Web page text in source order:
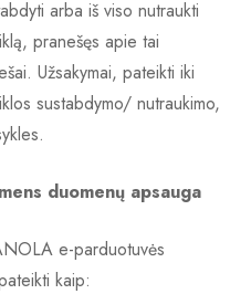
arba iš viso nutraukti
pranešęs apie tai
Užsakymai, pateikti iki
sustabdymo/ nutraukimo,
duomenų apsauga
e-parduotuvės
kaip: